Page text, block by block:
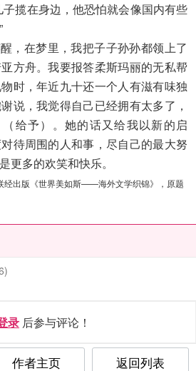
揽在身边，他恐怕就会像国内有些
在梦里，我把子子孙孙都领上了
方舟。我要报答柔斯玛丽的无私帮
时，年近九十还一个人有滋有味独
说，我觉得自己已经拥有太多了，
给予）。她的话又给我以新的启
待周围的人和事，尽自己的最大努
更多的欢笑和快乐。
经出版《世界美如斯——海外文学织锦》，原题
录 后参与评论！
作者主页 返回列表